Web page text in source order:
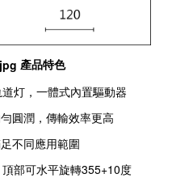
產品特色
灯，一體式內置驅動器
圓潤，傳輸效率更高
不同應用範圍
部可水平旋轉355+10度